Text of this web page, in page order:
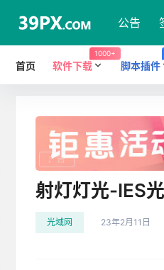
公告
首页 软件下载
1000+
脚本插件
广告
射灯灯光-IES
光域网 23年2月11日